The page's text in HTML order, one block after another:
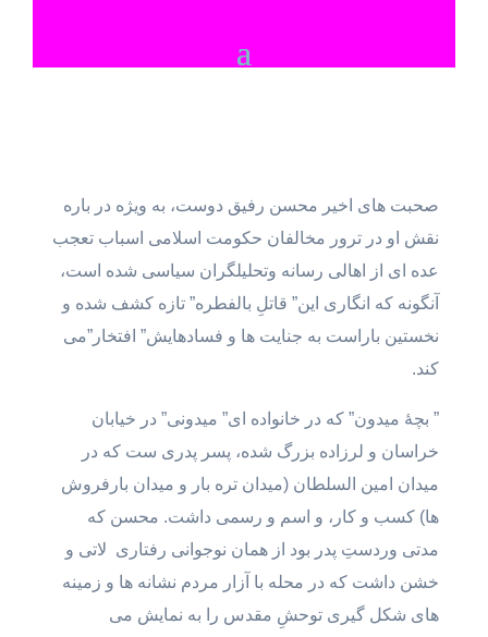
صحبت های اخیر محسن رفیق دوست، به ویژه در باره
نقش او در ترور مخالفان حکومت اسلامی اسباب تعجب
عده ای از اهالی رسانه وتحلیلگران سیاسی شده است،
آنگونه که انگاری این” قاتلِ بالفطره” تازه کشف شده و
نخستین باراست به جنایت ها و فسادهایش” افتخار”می
کند.
” بچۀ میدون” که در خانواده ای” میدونی” در خیابان
خراسان و لرزاده بزرگ شده، پسر پدری ست که در
میدان امین السلطان (میدان تره بار و میدان بارفروش
ها) کسب و کار، و اسم و رسمی داشت. محسن که
مدتی وردستِ پدر بود از همان نوجوانی رفتاری لاتی و
خشن داشت که در محله با آزار مردم نشانه ها و زمینه
های شکل گیری توحشِ مقدس را به نمایش می